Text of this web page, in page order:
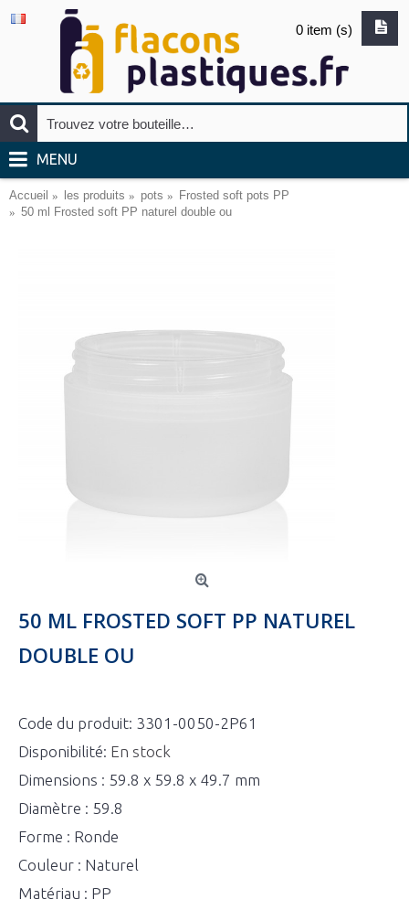
0 item (s)
MENU
Accueil les produits pots
Frosted soft pots PP
50 ml Frosted soft PP naturel double ou
50 ML FROSTED SOFT PP NATUREL
DOUBLE OU
Code du produit: 3301-0050-2P61
Disponibilité: En stock
Dimensions : 59.8 x 59.8 x 49.7 mm
Diamètre : 59.8
Forme : Ronde
Couleur : Naturel
Matériau : PP